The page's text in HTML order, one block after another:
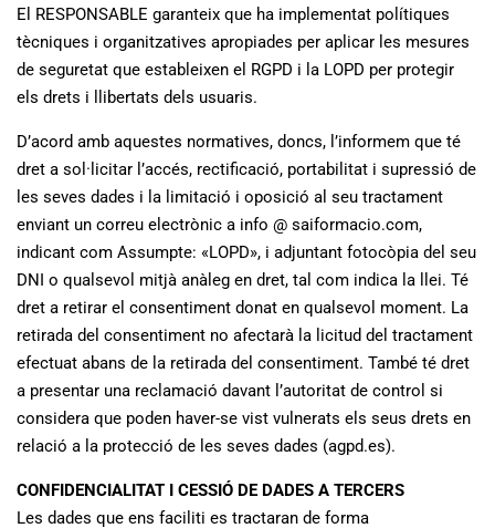
El RESPONSABLE garanteix que ha implementat polítiques
tècniques i organitzatives apropiades per aplicar les mesures
de seguretat que estableixen el RGPD i la LOPD per protegir
els drets i llibertats dels usuaris.
D’acord amb aquestes normatives, doncs, l’informem que té
dret a sol·licitar l’accés, rectificació, portabilitat i supressió de
les seves dades i la limitació i oposició al seu tractament
enviant un correu electrònic a info @ saiformacio.com,
indicant com Assumpte: «LOPD», i adjuntant fotocòpia del seu
DNI o qualsevol mitjà anàleg en dret, tal com indica la llei. Té
dret a retirar el consentiment donat en qualsevol moment. La
retirada del consentiment no afectarà la licitud del tractament
efectuat abans de la retirada del consentiment. També té dret
a presentar una reclamació davant l’autoritat de control si
considera que poden haver-se vist vulnerats els seus drets en
relació a la protecció de les seves dades (agpd.es).
CONFIDENCIALITAT I CESSIÓ DE DADES A TERCERS
Les dades que ens faciliti es tractaran de forma